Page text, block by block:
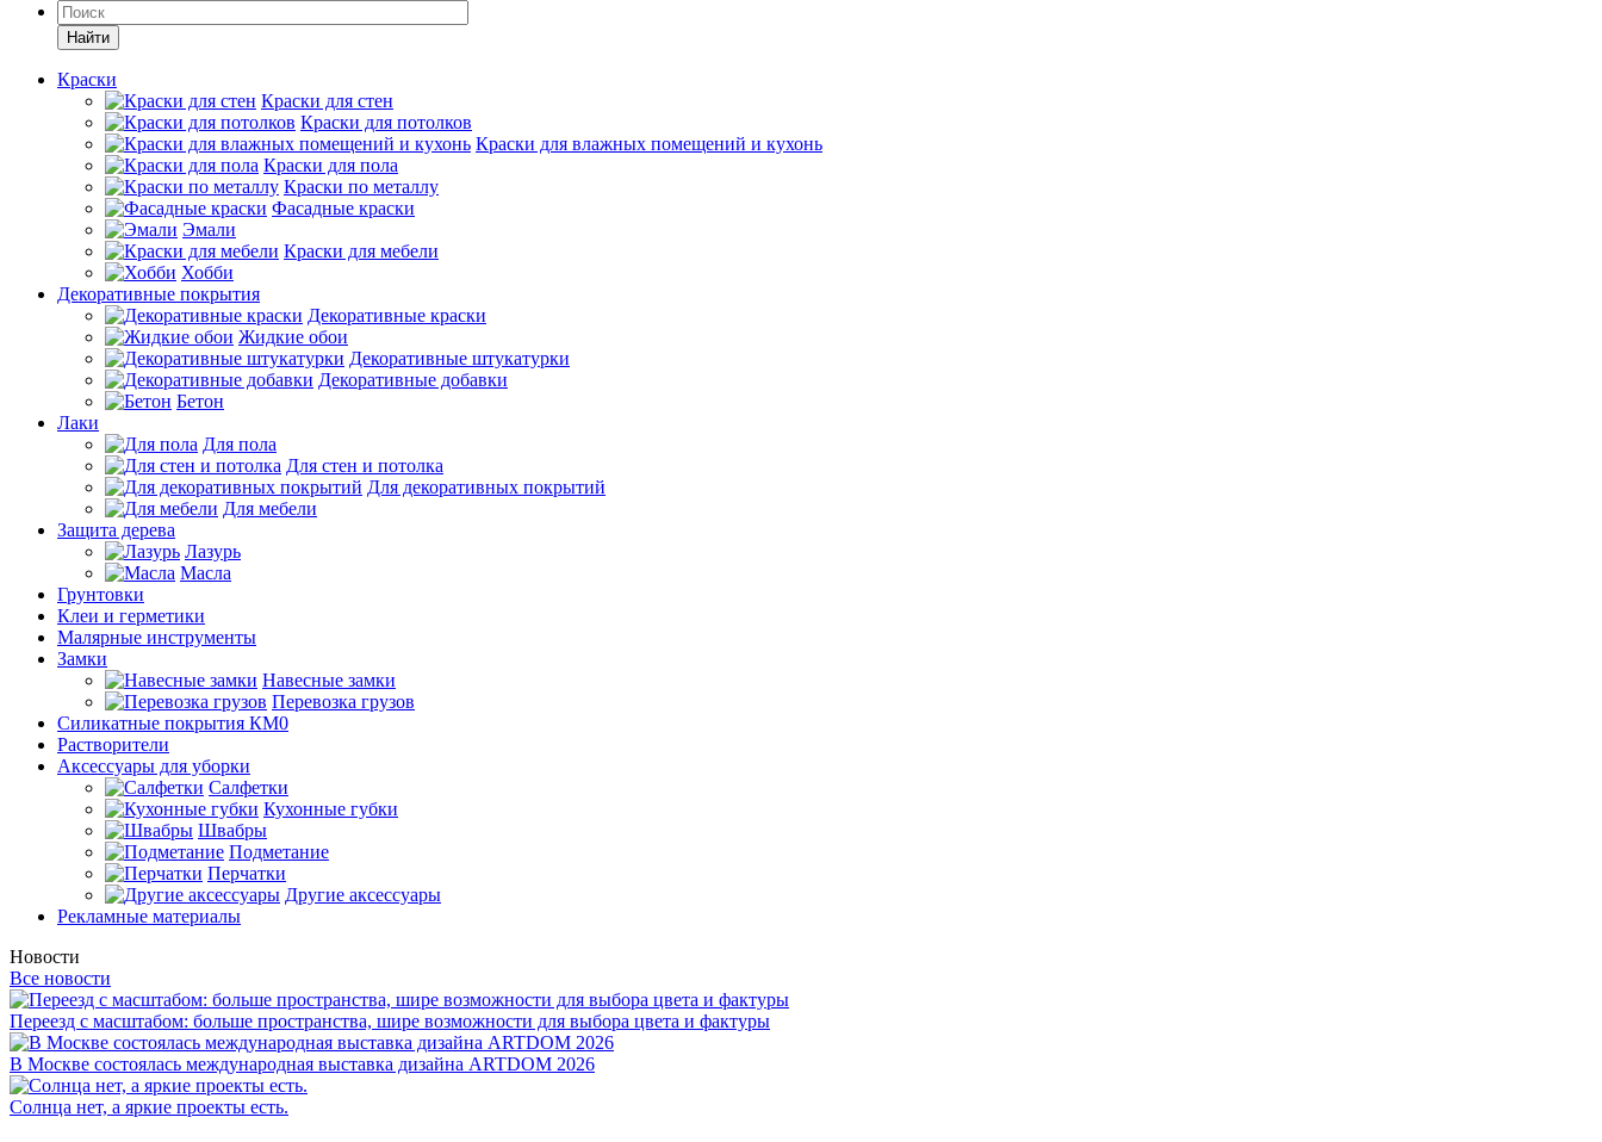
Найти
Краски
Краски для стен
Краски для потолков
Краски для влажных помещений и кухонь
Краски для пола
Краски по металлу
Фасадные краски
Эмали
Краски для мебели
Хобби
Декоративные покрытия
Декоративные краски
Жидкие обои
Декоративные штукатурки
Декоративные добавки
Бетон
Лаки
Для пола
Для стен и потолка
Для декоративных покрытий
Для мебели
Защита дерева
Лазурь
Масла
Грунтовки
Клеи и герметики
Малярные инструменты
Замки
Навесные замки
Перевозка грузов
Силикатные покрытия КМ0
Растворители
Аксессуары для уборки
Салфетки
Кухонные губки
Швабры
Подметание
Перчатки
Другие аксессуары
Рекламные материалы
Новости
Все новости
Переезд с масштабом: больше пространства, шире возможности для выбора цвета и фактуры
В Москве состоялась международная выставка дизайна ARTDOM 2026
Солнца нет, а яркие проекты есть.